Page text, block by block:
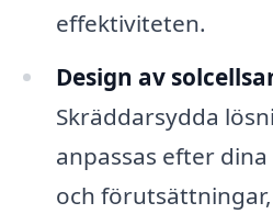
effektiviteten.
Design av
Skräddarsydda
anpassas efter
och